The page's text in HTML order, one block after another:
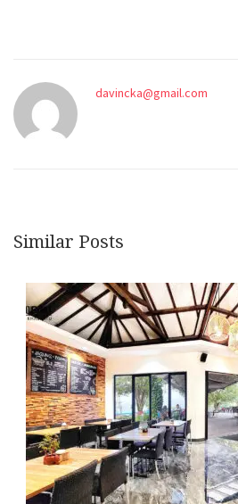
davincka@gmail.com
Similar Posts